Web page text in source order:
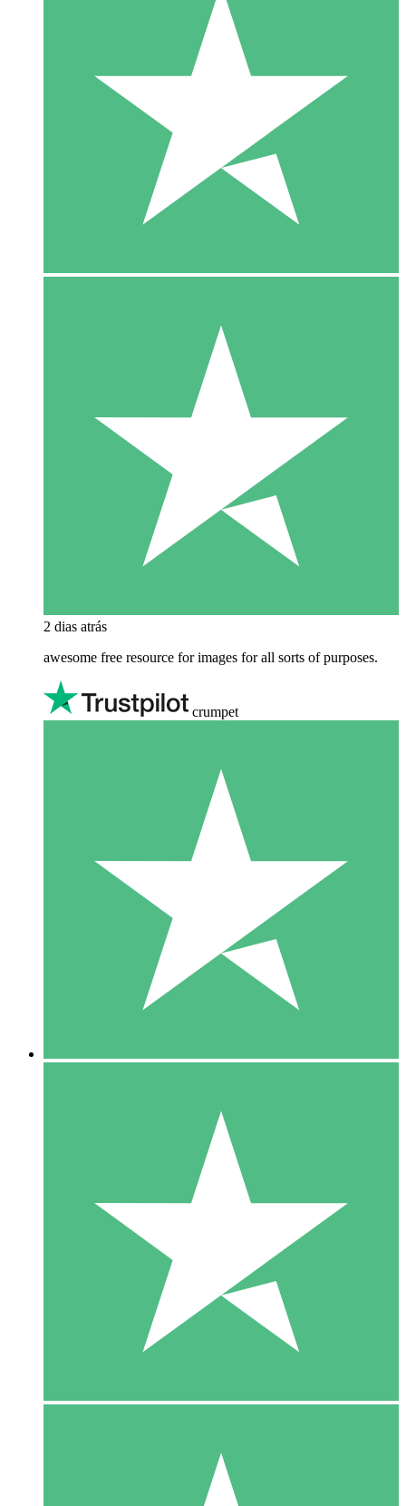
2 dias atrás
awesome free resource for images for all sorts of purposes.
crumpet